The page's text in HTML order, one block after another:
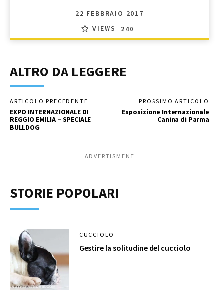
22 FEBBRAIO 2017
VIEWS
240
ALTRO DA LEGGERE
ARTICOLO PRECEDENTE
EXPO INTERNAZIONALE DI
REGGIO EMILIA – SPECIALE
BULLDOG
PROSSIMO ARTICOLO
Esposizione Internazionale
Canina di Parma
ADVERTISMENT
STORIE POPOLARI
CUCCIOLO
Gestire la solitudine del cucciolo